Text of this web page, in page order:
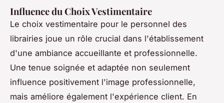
Influence du Choix Vestimentaire
Le choix vestimentaire pour le personnel des
librairies joue un rôle crucial dans l'établissement
d'une ambiance accueillante et professionnelle.
Une tenue soignée et adaptée non seulement
influence positivement l'image professionnelle,
mais améliore également l'expérience client. En